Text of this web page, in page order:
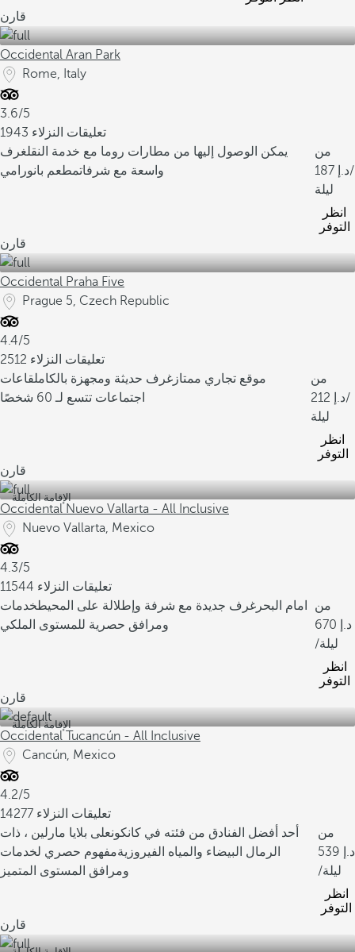
قارن
Occidental Aran Park
Rome, Italy
3.6/5
1943 تعليقات النزلاء
يمكن الوصول إليها من مطارات روما مع خدمة النقلغرف
واسعة مع شرفاتمطعم بانورامي
من
187
/
ليلة
انظر
التوفر
قارن
Occidental Praha Five
Prague 5, Czech Republic
4.4/5
2512 تعليقات النزلاء
موقع تجاري ممتاز غرف حديثة ومجهزة بالكاملقاعات
اجتماعات تتسع لـ 60 شخصًا
من
212
/
ليلة
انظر
التوفر
قارن
الإقامة الكاملة
Occidental Nuevo Vallarta - All Inclusive
Nuevo Vallarta, Mexico
4.3/5
11544 تعليقات النزلاء
امام البحر غرف جديدة مع شرفة وإطلالة على المحيطخدمات
ومرافق حصرية للمستوى الملكي
من
670
/ليلة
انظر
التوفر
قارن
الإقامة الكاملة
Occidental Tucancún - All Inclusive
Cancún, Mexico
4.2/5
14277 تعليقات النزلاء
أحد أفضل الفنادق من فئته في كانكونعلى بلايا مارلين ، ذات
الرمال البيضاء والمياه الفيروزيةمفهوم حصري لخدمات
ومرافق المستوى المتميز
من
539
/ليلة
انظر
التوفر
قارن